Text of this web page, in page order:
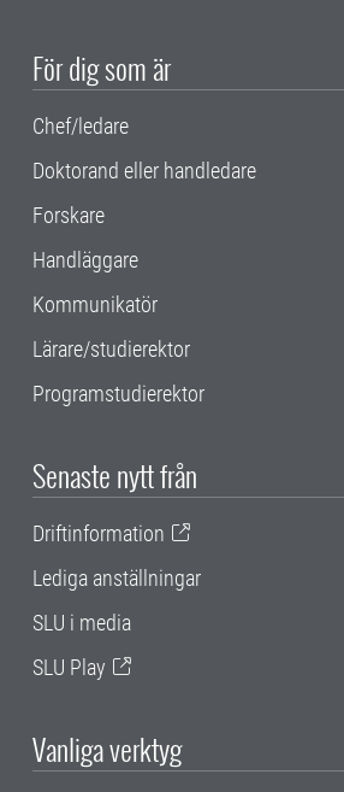
För dig som är
Chef/ledare
Doktorand eller handledare
Forskare
Handläggare
Kommunikatör
Lärare/studierektor
Programstudierektor
Senaste nytt från
Driftinformation
Lediga anställningar
SLU i media
SLU Play
Vanliga verktyg